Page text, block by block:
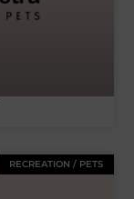
RECREATION / PETS